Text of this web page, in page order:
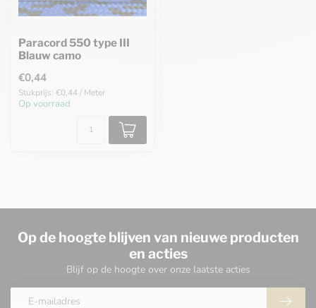
Paracord 550 type III
Blauw camo
€0,44
Stukprijs: €0,44 / Meter
Op voorraad
Op de hoogte blijven van nieuwe producten
en acties
Blijf op de hoogte over onze laatste acties